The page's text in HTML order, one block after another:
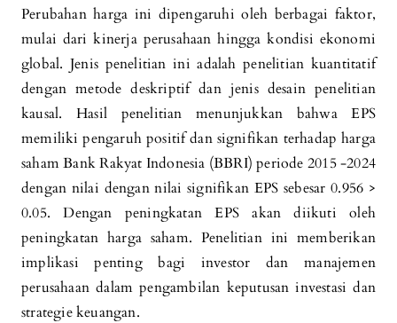
Perubahan harga ini dipengaruhi oleh berbagai faktor,
mulai dari kinerja perusahaan hingga kondisi ekonomi
global. Jenis penelitian ini adalah penelitian kuantitatif
dengan metode deskriptif dan jenis desain penelitian
kausal. Hasil penelitian menunjukkan bahwa EPS
memiliki pengaruh positif dan signifikan terhadap harga
saham Bank Rakyat Indonesia (BBRI) periode 2015 -2024
dengan nilai dengan nilai signifikan EPS sebesar 0.956 >
0.05. Dengan peningkatan EPS akan diikuti oleh
peningkatan harga saham. Penelitian ini memberikan
implikasi penting bagi investor dan manajemen
perusahaan dalam pengambilan keputusan investasi dan
strategie keuangan.